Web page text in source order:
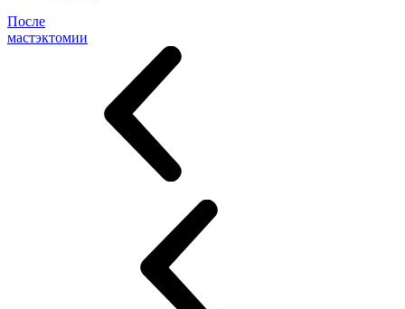
После
мастэктомии